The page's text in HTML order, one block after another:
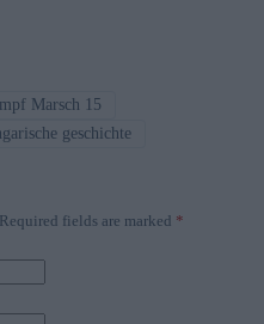
Marsch 15
geschichte
Required fields are marked *